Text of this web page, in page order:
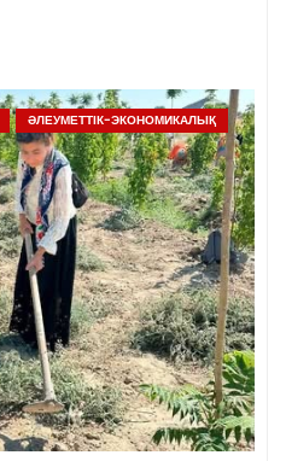
ӘЛЕУМЕТТІК-ЭКОНОМИКАЛЫҚ